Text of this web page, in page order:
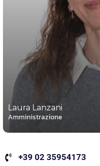
Laura Lanzani
Amministrazione
+39 02 35954173